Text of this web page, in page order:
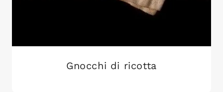
Gnocchi di ricotta